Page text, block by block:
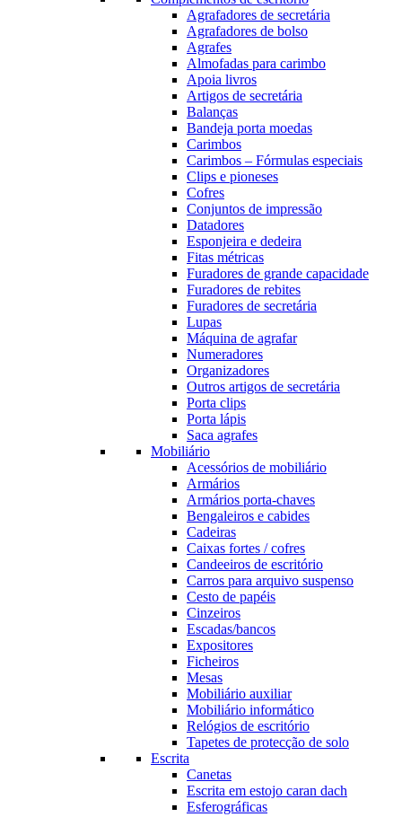
Agrafadores de secretária
Agrafadores de bolso
Agrafes
Almofadas para carimbo
Apoia livros
Artigos de secretária
Balanças
Bandeja porta moedas
Carimbos
Carimbos – Fórmulas especiais
Clips e pioneses
Cofres
Conjuntos de impressão
Datadores
Esponjeira e dedeira
Fitas métricas
Furadores de grande capacidade
Furadores de rebites
Furadores de secretária
Lupas
Máquina de agrafar
Numeradores
Organizadores
Outros artigos de secretária
Porta clips
Porta lápis
Saca agrafes
Mobiliário
Acessórios de mobiliário
Armários
Armários porta-chaves
Bengaleiros e cabides
Cadeiras
Caixas fortes / cofres
Candeeiros de escritório
Carros para arquivo suspenso
Cesto de papéis
Cinzeiros
Escadas/bancos
Expositores
Ficheiros
Mesas
Mobiliário auxiliar
Mobiliário informático
Relógios de escritório
Tapetes de protecção de solo
Escrita
Canetas
Escrita em estojo caran dach
Esferográficas